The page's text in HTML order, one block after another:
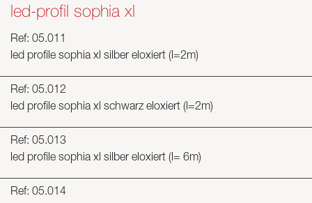
led-profil sophia xl
Ref: 05.011
led profile sophia xl silber eloxiert (l=2m)
Ref: 05.012
led profile sophia xl schwarz eloxiert (l=2m)
Ref: 05.013
led profile sophia xl silber eloxiert (l= 6m)
Ref: 05.014